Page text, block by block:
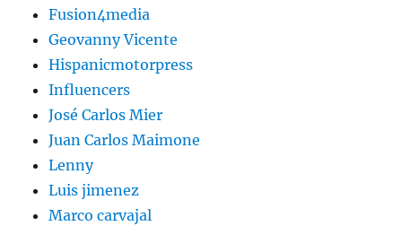
Fusion4media
Geovanny Vicente
Hispanicmotorpress
Influencers
José Carlos Mier
Juan Carlos Maimone
Lenny
Luis jimenez
Marco carvajal